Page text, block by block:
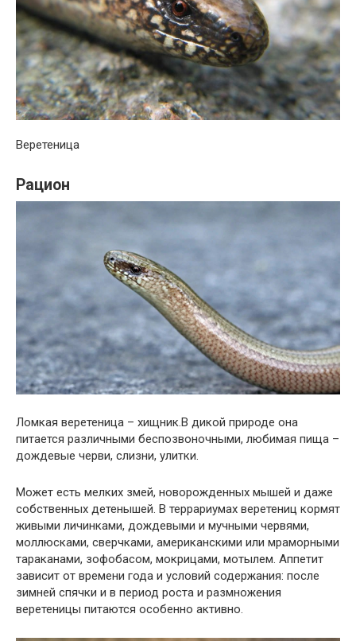
Веретеница
Рацион
Ломкая веретеница – хищник.В дикой природе она
питается различными беспозвоночными, любимая пища –
дождевые черви, слизни, улитки.
Может есть мелких змей, новорожденных мышей и даже
собственных детенышей. В террариумах веретениц кормят
живыми личинками, дождевыми и мучными червями,
моллюсками, сверчками, американскими или мраморными
тараканами, зофобасом, мокрицами, мотылем. Аппетит
зависит от времени года и условий содержания: после
зимней спячки и в период роста и размножения
веретеницы питаются особенно активно.